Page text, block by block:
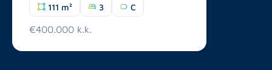
111 m² 3 C
€400.000 k.k.